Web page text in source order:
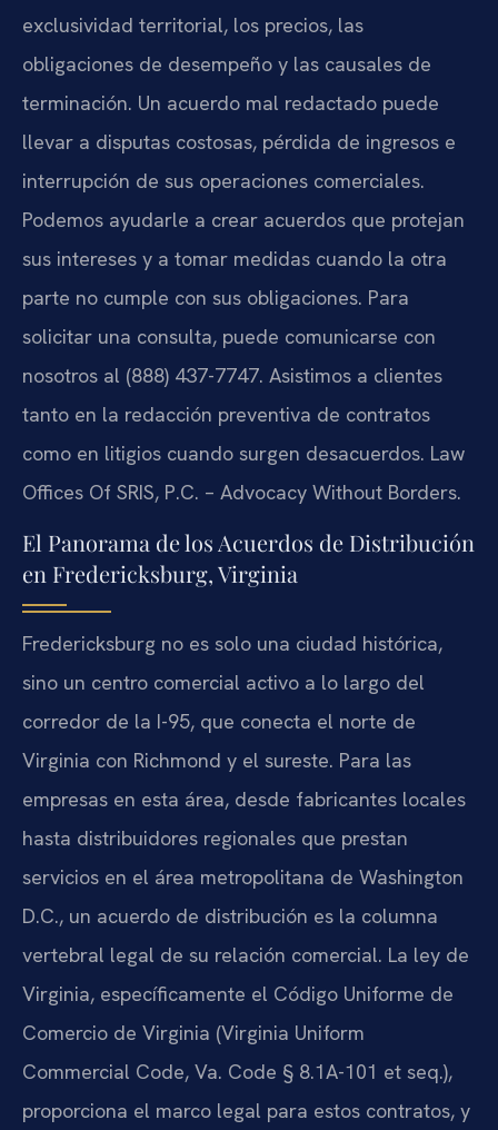
exclusividad territorial, los precios, las
obligaciones de desempeño y las causales de
terminación. Un acuerdo mal redactado puede
llevar a disputas costosas, pérdida de ingresos e
interrupción de sus operaciones comerciales.
Podemos ayudarle a crear acuerdos que protejan
sus intereses y a tomar medidas cuando la otra
parte no cumple con sus obligaciones. Para
solicitar una consulta, puede comunicarse con
nosotros al (888) 437-7747. Asistimos a clientes
tanto en la redacción preventiva de contratos
como en litigios cuando surgen desacuerdos. Law
Offices Of SRIS, P.C. – Advocacy Without Borders.
El Panorama de los Acuerdos de Distribución
en Fredericksburg, Virginia
Fredericksburg no es solo una ciudad histórica,
sino un centro comercial activo a lo largo del
corredor de la I-95, que conecta el norte de
Virginia con Richmond y el sureste. Para las
empresas en esta área, desde fabricantes locales
hasta distribuidores regionales que prestan
servicios en el área metropolitana de Washington
D.C., un acuerdo de distribución es la columna
vertebral legal de su relación comercial. La ley de
Virginia, específicamente el Código Uniforme de
Comercio de Virginia (Virginia Uniform
Commercial Code, Va. Code § 8.1A-101 et seq.),
proporciona el marco legal para estos contratos, y